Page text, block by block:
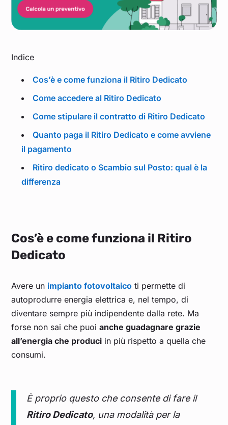
Indice
Cos’è e come funziona il Ritiro Dedicato
Come accedere al Ritiro Dedicato
Come stipulare il contratto di Ritiro Dedicato
Quanto paga il Ritiro Dedicato e come avviene
il pagamento
Ritiro dedicato o Scambio sul Posto: qual è la
differenza
Cos’è e come funziona il Ritiro
Dedicato
Avere un impianto fotovoltaico ti permette di
autoprodurre energia elettrica e, nel tempo, di
diventare sempre più indipendente dalla rete. Ma
forse non sai che puoianche guadagnare grazie
all’energia che produci in più rispetto a quella che
consumi.
È proprio questo che consente di fare il
Ritiro Dedicato, una modalità per la